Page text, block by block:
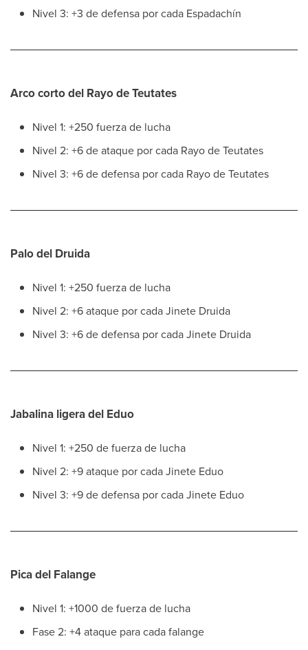
Nivel 3: +3 de defensa por cada Espadachín
Arco corto del Rayo de Teutates
Nivel 1: +250 fuerza de lucha
Nivel 2: +6 de ataque por cada Rayo de Teutates
Nivel 3: +6 de defensa por cada Rayo de Teutates
Palo del Druida
Nivel 1: +250 fuerza de lucha
Nivel 2: +6 ataque por cada Jinete Druida
Nivel 3: +6 de defensa por cada Jinete Druida
Jabalina ligera del Eduo
Nivel 1: +250 de fuerza de lucha
Nivel 2: +9 ataque por cada Jinete Eduo
Nivel 3: +9 de defensa por cada Jinete Eduo
Pica del Falange
Nivel 1: +1000 de fuerza de lucha
Fase 2: +4 ataque para cada falange